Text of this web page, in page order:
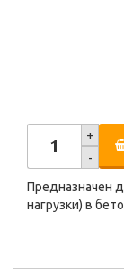
+
-
Предназначен
нагрузки) в